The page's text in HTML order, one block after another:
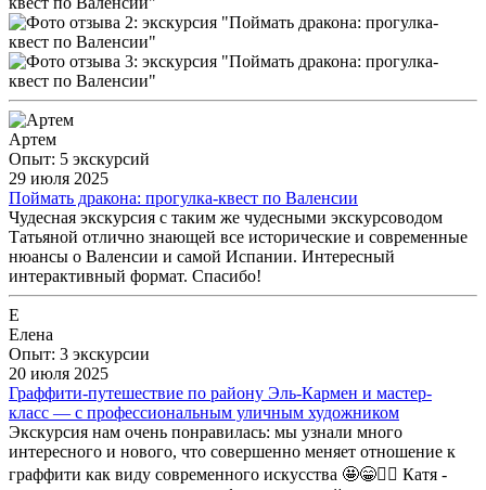
Артем
Опыт: 5 экскурсий
29 июля 2025
Поймать дракона: прогулка-квест по Валенсии
Чудесная экскурсия с таким же чудесными экскурсоводом
Татьяной отлично знающей все исторические и современные
нюансы о Валенсии и самой Испании. Интересный
интерактивный формат. Спасибо!
Е
Елена
Опыт: 3 экскурсии
20 июля 2025
Граффити-путешествие по району Эль-Кармен и мастер-
класс — с профессиональным уличным художником
Экскурсия нам очень понравилась: мы узнали много
интересного и нового, что совершенно меняет отношение к
граффити как виду современного искусства 🤩😁✌🏻 Катя -